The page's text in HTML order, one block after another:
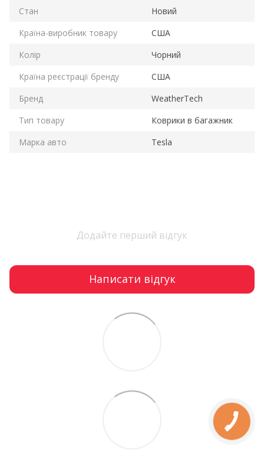
Стан
Новий
Країна-виробник товару
США
Колір
Чорний
Країна реєстрації бренду
США
Бренд
WeatherTech
Тип товару
Коврики в багажник
Марка авто
Tesla
Додайте перший відгук
Написати відгук